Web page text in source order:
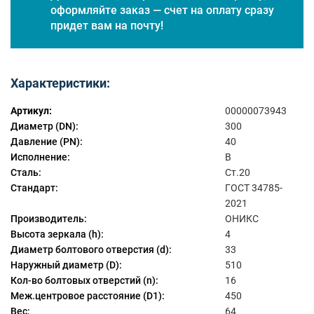
оформляйте заказ — счет на оплату сразу
придет вам на почту!
Характеристики:
Артикул:
00000073943
Диаметр (DN):
300
Давление (PN):
40
Исполнение:
B
Сталь:
Ст.20
Стандарт:
ГОСТ 34785-
2021
Производитель:
ОНИКС
Высота зеркала (h):
4
Диаметр болтового отверстия (d):
33
Наружный диаметр (D):
510
Кол-во болтовых отверстий (n):
16
Меж.центровое расстояние (D1):
450
Вес:
64